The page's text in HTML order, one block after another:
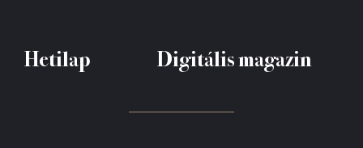
Hetilap Digitális magazin